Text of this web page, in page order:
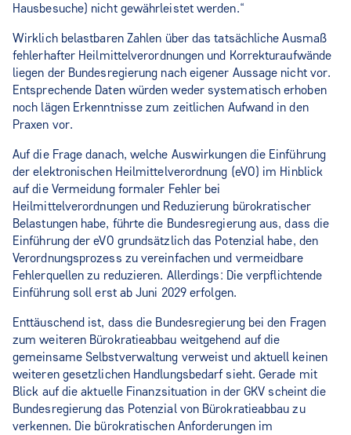
Hausbesuche) nicht gewährleistet werden.“
Wirklich belastbaren Zahlen über das tatsächliche Ausmaß
fehlerhafter Heilmittelverordnungen und Korrekturaufwände
liegen der Bundesregierung nach eigener Aussage nicht vor.
Entsprechende Daten würden weder systematisch erhoben
noch lägen Erkenntnisse zum zeitlichen Aufwand in den
Praxen vor.
Auf die Frage danach, welche Auswirkungen die Einführung
der elektronischen Heilmittelverordnung (eVO) im Hinblick
auf die Vermeidung formaler Fehler bei
Heilmittelverordnungen und Reduzierung bürokratischer
Belastungen habe, führte die Bundesregierung aus, dass die
Einführung der eVO grundsätzlich das Potenzial habe, den
Verordnungsprozess zu vereinfachen und vermeidbare
Fehlerquellen zu reduzieren. Allerdings: Die verpflichtende
Einführung soll erst ab Juni 2029 erfolgen.
Enttäuschend ist, dass die Bundesregierung bei den Fragen
zum weiteren Bürokratieabbau weitgehend auf die
gemeinsame Selbstverwaltung verweist und aktuell keinen
weiteren gesetzlichen Handlungsbedarf sieht. Gerade mit
Blick auf die aktuelle Finanzsituation in der GKV scheint die
Bundesregierung das Potenzial von Bürokratieabbau zu
verkennen. Die bürokratischen Anforderungen im